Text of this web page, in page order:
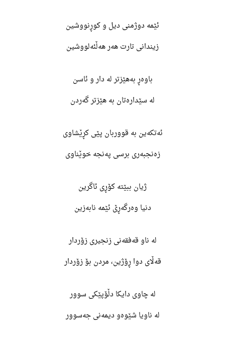
ئێمە دوژمنی دیل و کوڕنووشین
زیندانی تارت هەر هەڵئەلووشین
باوەڕ بەهێزتر لە دار و ئاسن
لە سێدارەتان بە هێزتر گەردن
ئەتکەین بە قووربان پێی کڕێشاوی
زەنجبەری برسی پەنجە خوێناوی
ژیان ببێتە کۆڕی ئاگرین
دنیا وەرگەڕێ ئێمە نابەزین
لە ناو قەفقەنی زنجیری زۆردار
قەڵای دوا ڕۆژین، مردن بۆ زۆردار
لە چاوی دایکا دڵۆپێکی سوور
لە ناویا شێوەو دیمەنی جەسوور